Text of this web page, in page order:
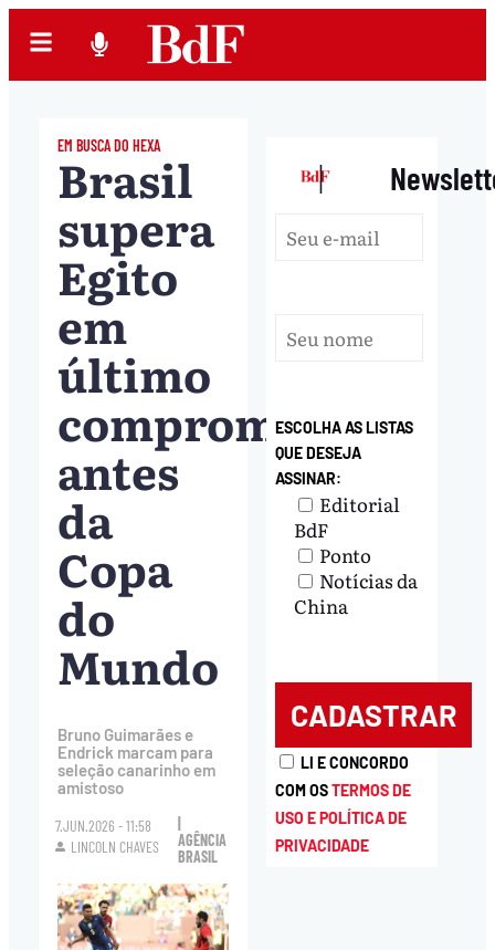
EM BUSCA DO HEXA
Brasil
supera
Egito
em
último
compromisso
antes
da
Copa
do
Mundo
Bruno Guimarães e
Endrick marcam para
seleção canarinho em
amistoso
7.JUN.2026 - 11:58
LINCOLN CHAVES
AGÊNCIA
BRASIL
|
ESCOLHA AS LISTAS
QUE DESEJA
ASSINAR:
Editorial
BdF
Ponto
Notícias da
China
LI E CONCORDO
COM OSTERMOS DE
USO E POLÍTICA DE
PRIVACIDADE